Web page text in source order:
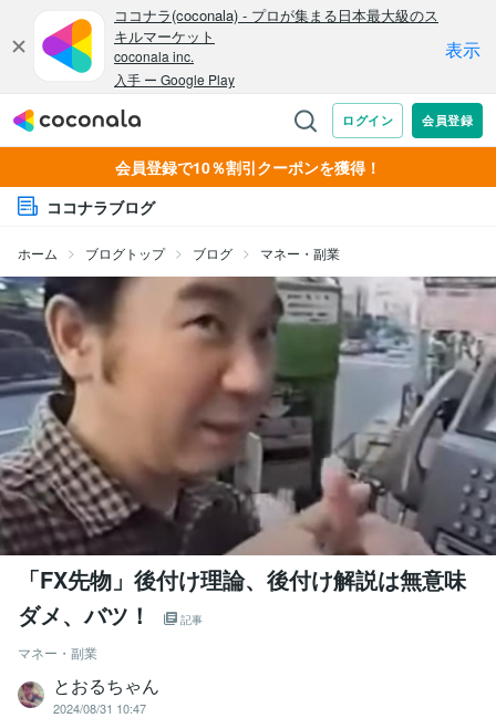
会員登録で10％割引クーポンを獲得！
ココナラブログ
ホーム ブログトップ ブログ マネー・副業
「FX先物」後付け理論、後付け解説は無意味
ダメ、バツ！
記事
マネー・副業
とおるちゃん
2024/08/31 10:47